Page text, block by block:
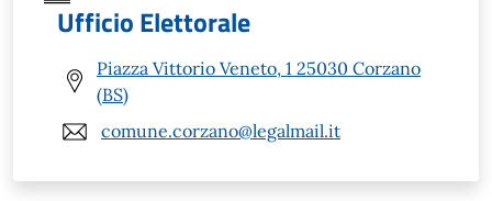
Ufficio Elettorale
Piazza Vittorio Veneto, 1 25030 Corzano
(BS)
comune.corzano@legalmail.it